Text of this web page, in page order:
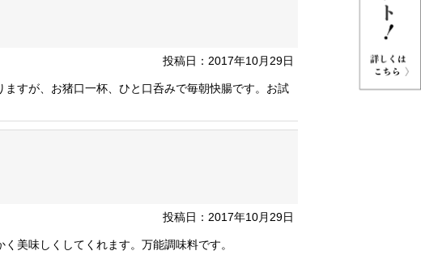
投稿日：2017年10月29日
すが、お猪口一杯、ひと口呑みで毎朝快腸です。お試
投稿日：2017年10月29日
美味しくしてくれます。万能調味料です。